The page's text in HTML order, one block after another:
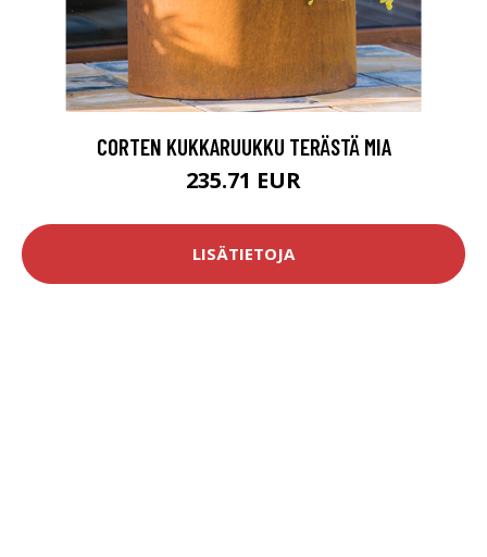
CORTEN KUKKARUUKKU TERÄSTÄ MIA
235.71 EUR
LISÄTIETOJA